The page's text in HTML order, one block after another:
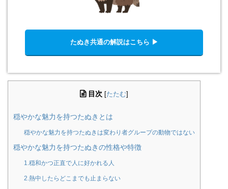
たぬき共通の解説はこちら ▶︎
目次 [たたむ]
穏やかな魅力を持つたぬきとは
穏やかな魅力を持つたぬきは変わり者グループの動物ではない
穏やかな魅力を持つたぬきの性格や特徴
1.穏和かつ正直で人に好かれる人
2.熱中したらどこまでも止まらない